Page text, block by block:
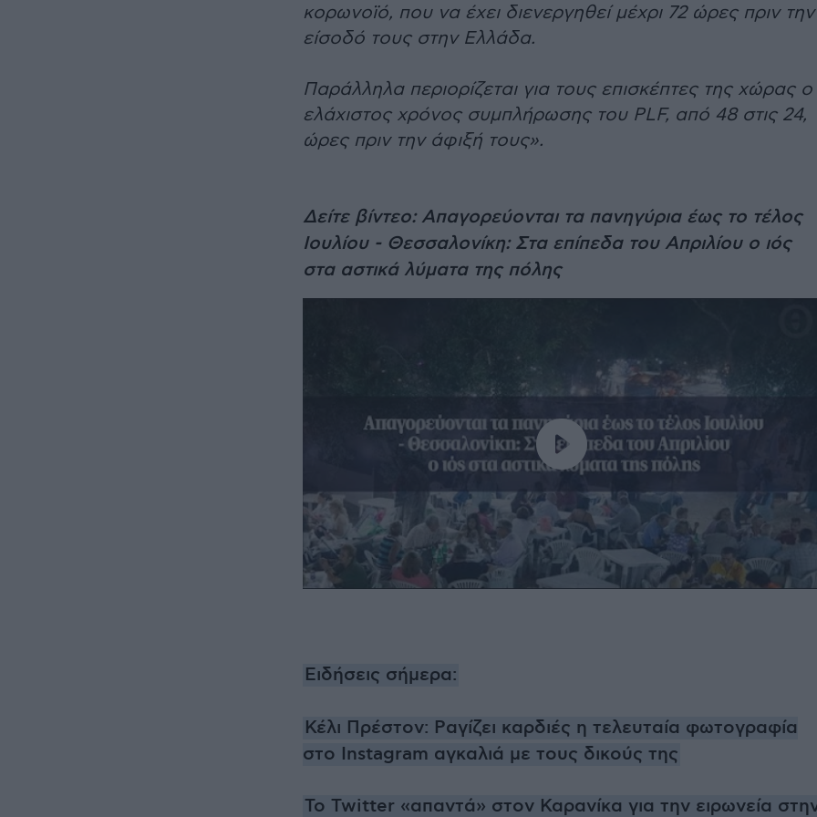
κορωνοϊό, που να έχει διενεργηθεί μέχρι 72 ώρες πριν την
είσοδό τους στην Ελλάδα.
Παράλληλα περιορίζεται για τους επισκέπτες της χώρας ο
ελάχιστος χρόνος συμπλήρωσης του PLF, από 48 στις 24,
ώρες πριν την άφιξή τους».
Δείτε βίντεο: Απαγορεύονται τα πανηγύρια έως το τέλος
Ιουλίου - Θεσσαλονίκη: Στα επίπεδα του Απριλίου ο ιός
στα αστικά λύματα της πόλης
Ειδήσεις σήμερα:
Κέλι Πρέστον: Ραγίζει καρδιές η τελευταία φωτογραφία
στο Instagram αγκαλιά με τους δικούς της
Το Twitter «απαντά» στον Καρανίκα για την ειρωνεία